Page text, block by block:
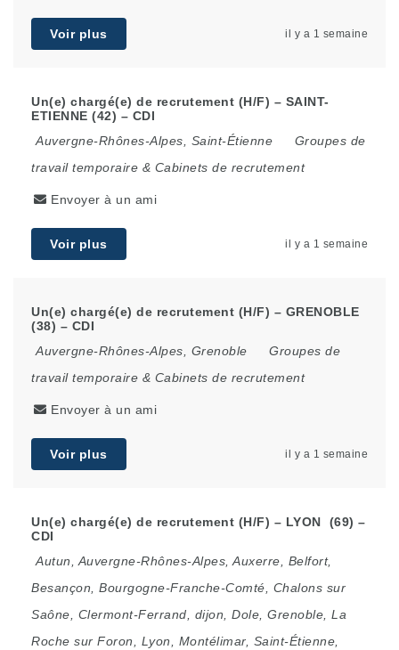
Voir plus il y a 1 semaine
Un(e) chargé(e) de recrutement (H/F) – SAINT-
ETIENNE (42) – CDI
Auvergne-Rhônes-Alpes, Saint-Étienne
Groupes de
travail temporaire & Cabinets de recrutement
Envoyer à un ami
Voir plus il y a 1 semaine
Un(e) chargé(e) de recrutement (H/F) – GRENOBLE
(38) – CDI
Auvergne-Rhônes-Alpes, Grenoble
Groupes de
travail temporaire & Cabinets de recrutement
Envoyer à un ami
Voir plus il y a 1 semaine
Un(e) chargé(e) de recrutement (H/F) – LYON (69) –
CDI
Autun,Auvergne-Rhônes-Alpes,Auxerre, Belfort,
Besançon, Bourgogne-Franche-Comté, Chalons sur
Saône, Clermont-Ferrand, dijon, Dole, Grenoble, La
Roche sur Foron, Lyon, Montélimar, Saint-Étienne,